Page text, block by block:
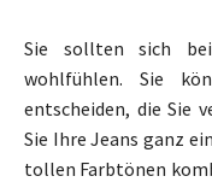
Sie sollten sich
wohlfühlen. Sie
entscheiden, die Sie
Sie Ihre Jeans ganz
tollen Farbtönen